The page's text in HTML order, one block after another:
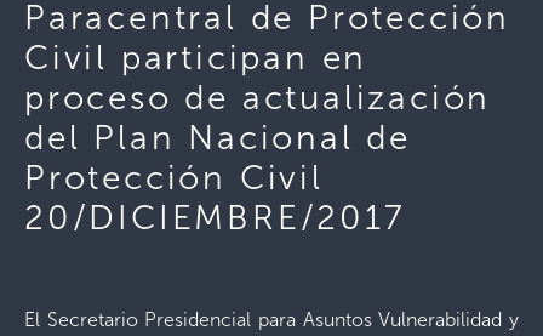
Paracentral de Protección
Civil participan en
proceso de actualización
del Plan Nacional de
Protección Civil
20/DICIEMBRE/2017
El Secretario Presidencial para Asuntos Vulnerabilidad y